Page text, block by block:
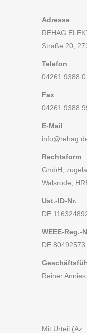
Adresse
REHAG
Straße 20,
Telefon
04261 9388 0
Fax
04261 9388
E-Mail
Rechtsform
GmbH,
Walsrode,
Ust.-ID-Nr.
DE
WEEE-Reg.-
DE 80492573
Reiner
Mit Urteil